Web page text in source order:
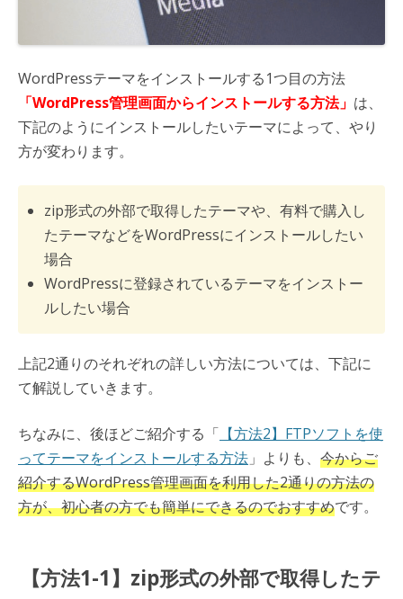
WordPressテーマをインストールする1つ目の方法
「WordPress管理画面からインストールする方法」 は、
下記のようにインストールしたいテーマによって、やり
方が変わります。
zip形式の外部で取得したテーマや、有料で購入し
たテーマなどをWordPressにインストールしたい
場合
WordPressに登録されているテーマをインストー
ルしたい場合
上記2通りのそれぞれの詳しい方法については、下記に
て解説していきます。
ちなみに、後ほどご紹介する「 【方法2】FTPソフトを使
ってテーマをインストールする方法 」よりも、 今からご
紹介するWordPress管理画面を利用した2通りの方法の
方が、初心者の方でも簡単にできるのでおすすめです。
【方法1-1】zip形式の外部で取得したテ